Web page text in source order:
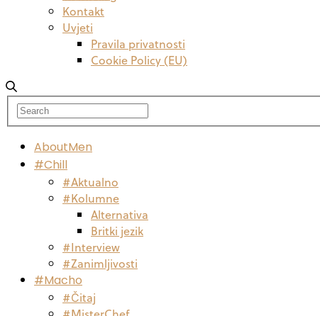
Kontakt
Uvjeti
Pravila privatnosti
Cookie Policy (EU)
AboutMen
#Chill
#Aktualno
#Kolumne
Alternativa
Britki jezik
#Interview
#Zanimljivosti
#Macho
#Čitaj